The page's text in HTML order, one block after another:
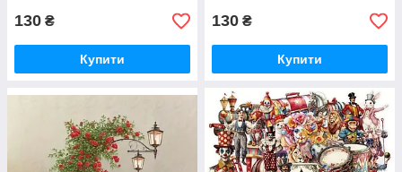
130 ₴
Купити
130 ₴
Купити